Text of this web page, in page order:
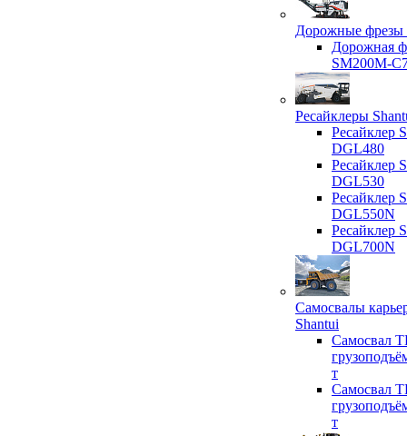
Дорожные фрезы
Дорожная
SM200M-
Ресайклеры
Ресайклер
DGL480
Ресайклер
DGL530
Ресайклер
DGL550N
Ресайклер
DGL700N
Самосвалы
Shantui
Самосвал
т
Самосвал
т